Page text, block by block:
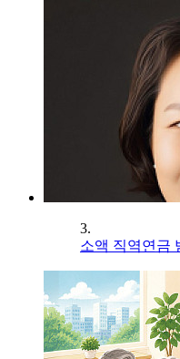
3.
소액 직역연금